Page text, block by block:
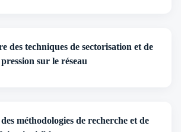
des techniques de sectorisation et de
sur le réseau
méthodologies de recherche et de